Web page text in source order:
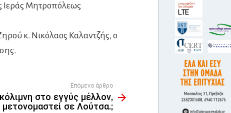
Ιεράς Μητροπόλεως
κ. Νικόλαος Καλαντζής, ο
Επόμενο άρθρο
στο εγγύς μέλλον,
σε Λούτσα.;